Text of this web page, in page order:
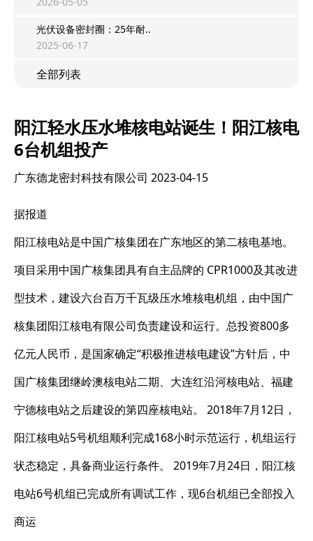
光伏设备密封圈：25年耐..
2025-06-17
全部列表
阳江轻水压水堆核电站诞生！阳江核电
6台机组投产
广东德龙密封科技有限公司 2023-04-15
据报道
阳江核电站是中国广核集团在广东地区的第二核电基地。
项目采用中国广核集团具有自主品牌的 CPR1000及其改进
型技术，建设六台百万千瓦级压水堆核电机组，由中国广
核集团阳江核电有限公司负责建设和运行。总投资800多
亿元人民币，是国家确定“积极推进核电建设”方针后，中
国广核集团继岭澳核电站二期、大连红沿河核电站、福建
宁德核电站之后建设的第四座核电站。 2018年7月12日，
阳江核电站5号机组顺利完成168小时示范运行，机组运行
状态稳定，具备商业运行条件。 2019年7月24日，阳江核
电站6号机组已完成所有调试工作，现6台机组已全部投入
商运